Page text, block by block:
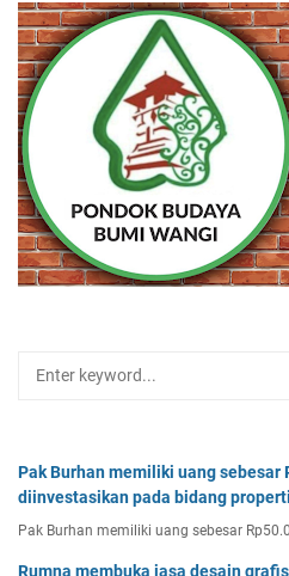
Pak Burhan memiliki uang sebesar
diinvestasikan pada bidang
Pak Burhan memiliki uang sebesar
Rumna membuka jasa desain